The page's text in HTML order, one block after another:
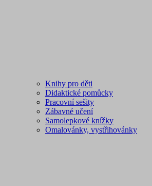
Knihy pro děti
Didaktické pomůcky
Pracovní sešity
Zábavné učení
Samolepkové knížky
Omalovánky, vystřihovánky